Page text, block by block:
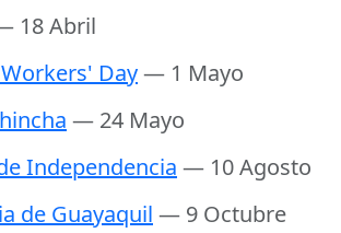
18 Abril
Day— 1 Mayo
— 24 Mayo
Independencia — 10 Agosto
de Guayaquil — 9 Octubre